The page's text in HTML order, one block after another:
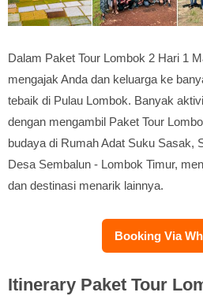
Dalam Paket Tour Lombok 2 Hari 1
mengajak Anda dan keluarga ke
tebaik di Pulau Lombok. Banyak
dengan mengambil Paket Tour
budaya di Rumah Adat Suku Sasak,
Desa Sembalun - Lombok Timur,
dan destinasi menarik lainnya.
Booking Via
Itinerary Paket Tour